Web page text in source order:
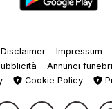
Disclaimer Impressum
Annunci funebri
Cookie Policy